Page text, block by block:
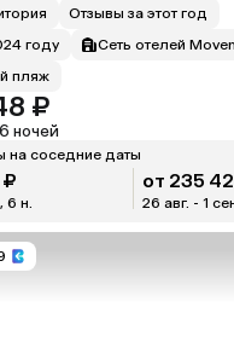
Отзывы за этот год
году
Сеть отелей
пляж
₽
6 ночей
на соседние даты
₽
6 н.
от 235
26 авг. - 1